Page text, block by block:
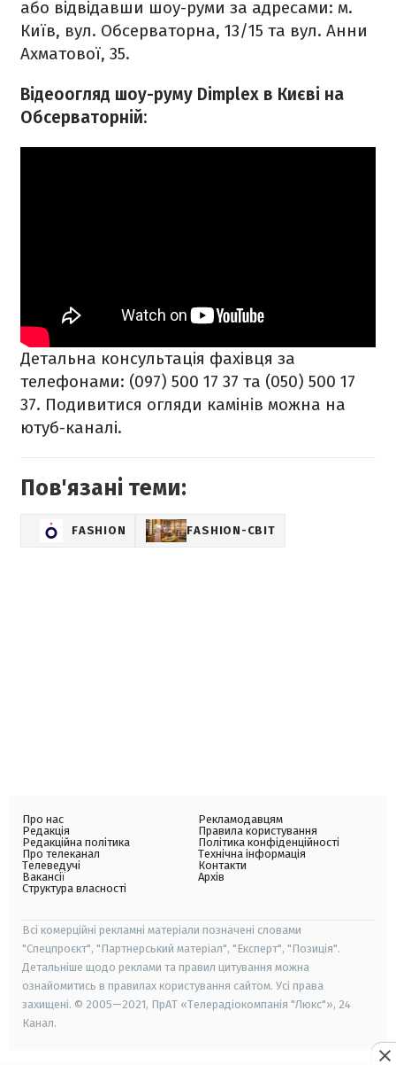
або відвідавши шоу-руми за адресами: м.
Київ, вул. Обсерваторна, 13/15 та вул. Анни
Ахматової, 35.
Відеоогляд шоу-руму Dimplex в Києві на
Обсерваторній:
Детальна консультація фахівця за
телефонами: (097) 500 17 37 та (050) 500 17
37. Подивитися огляди камінів можна на
ютуб-каналі.
Пов'язані теми:
FASHION FASHION-СВІТ
Про нас
Редакція
Редакційна політика
Про телеканал
Телеведучі
Вакансії
Структура власності
Рекламодавцям
Правила користування
Політика конфіденційності
Технічна інформація
Контакти
Архів
Всі комерційні рекламні матеріали позначені словами
"Спецпроєкт", "Партнерський матеріал", "Експерт", "Позиція".
Детальніше щодо реклами та правил цитування можна
ознайомитись в правилах користування сайтом. Усі права
захищені. © 2005—2021, ПрАТ «Телерадіокомпанія "Люкс"», 24
Канал.